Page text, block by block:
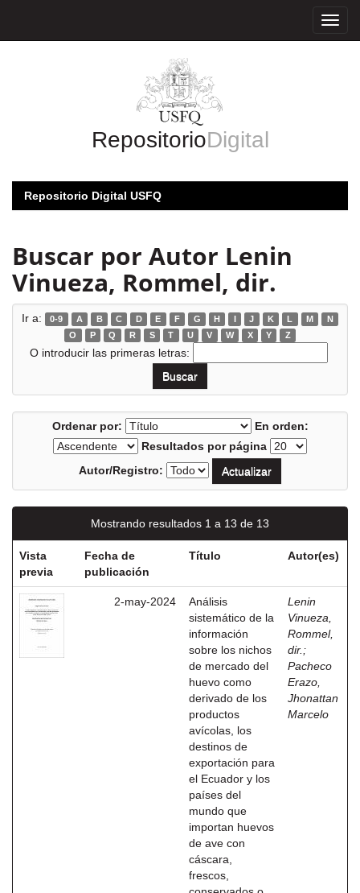
RepositorioDigital
Repositorio Digital USFQ
Buscar por Autor Lenin
Vinueza, Rommel, dir.
Ir a: 0-9 A B C D E F G H I J K L M
N
O
P Q R S T U V W X Y Z
O introducir las primeras letras:
Ordenar por:
En orden:
Resultados por página
Autor/Registro:
Mostrando resultados 1 a 13 de 13
Vista
previa
Fecha de
publicación
Título Autor(es)
2-may-2024
Análisis
sistemático de la
información
sobre los nichos
de mercado del
huevo como
derivado de los
productos
avícolas, los
destinos de
exportación para
el Ecuador y los
países del
mundo que
importan huevos
de ave con
cáscara,
frescos,
Lenin
Vinueza,
Rommel,
dir. ;
Pacheco
Erazo,
Jhonattan
Marcelo